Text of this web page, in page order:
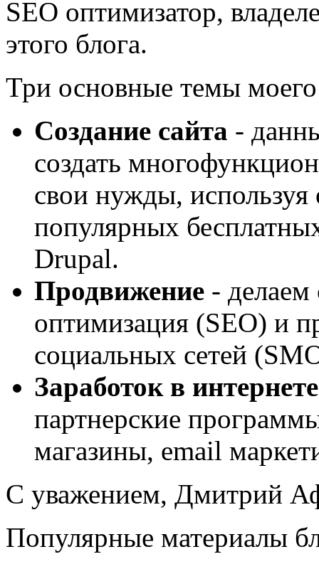
SEO оптимизатор,
этого блога.
Три основные темы моего
Создание сайта -
создать
свои нужды,
популярных
Drupal.
Продвижение - делаем
оптимизация (SEO) и
социальных сетей
Заработок в интернете
партнерские
магазины, email
С уважением, Дмитрий
Популярные материалы